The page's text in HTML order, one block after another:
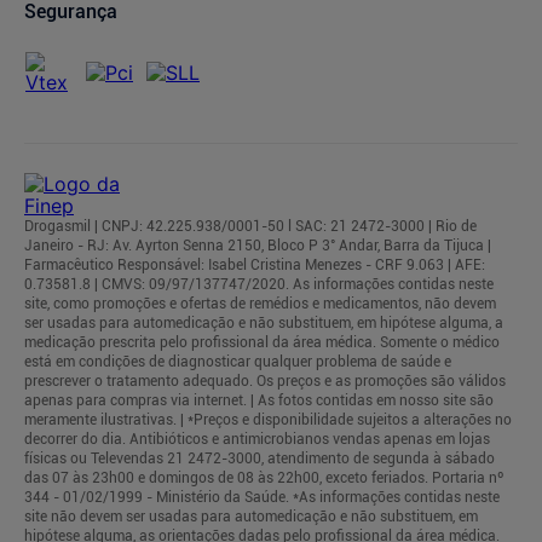
Segurança
Drogasmil | CNPJ: 42.225.938/0001-50 l SAC: 21 2472-3000 | Rio de
Janeiro - RJ: Av. Ayrton Senna 2150, Bloco P 3° Andar, Barra da Tijuca |
Farmacêutico Responsável: Isabel Cristina Menezes - CRF 9.063 | AFE:
0.73581.8 | CMVS: 09/97/137747/2020. As informações contidas neste
site, como promoções e ofertas de remédios e medicamentos, não devem
ser usadas para automedicação e não substituem, em hipótese alguma, a
medicação prescrita pelo profissional da área médica. Somente o médico
está em condições de diagnosticar qualquer problema de saúde e
prescrever o tratamento adequado. Os preços e as promoções são válidos
apenas para compras via internet. | As fotos contidas em nosso site são
meramente ilustrativas. | *Preços e disponibilidade sujeitos a alterações no
decorrer do dia. Antibióticos e antimicrobianos vendas apenas em lojas
físicas ou Televendas 21 2472-3000, atendimento de segunda à sábado
das 07 às 23h00 e domingos de 08 às 22h00, exceto feriados. Portaria nº
344 - 01/02/1999 - Ministério da Saúde. *As informações contidas neste
site não devem ser usadas para automedicação e não substituem, em
hipótese alguma, as orientações dadas pelo profissional da área médica.